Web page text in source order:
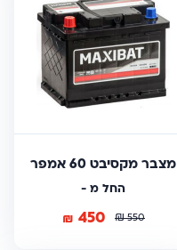
מצבר מקסיבט 60 אמפר
החל מ -
550
₪
450
₪